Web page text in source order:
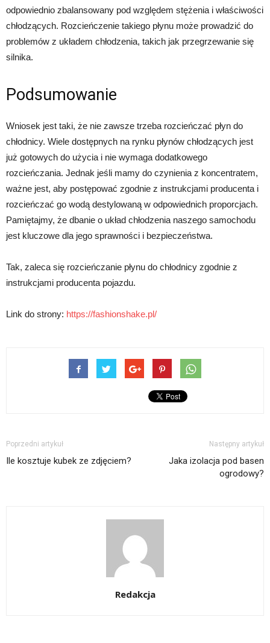
odpowiednio zbalansowany pod względem stężenia i właściwości
chłodzących. Rozcieńczenie takiego płynu może prowadzić do
problemów z układem chłodzenia, takich jak przegrzewanie się
silnika.
Podsumowanie
Wniosek jest taki, że nie zawsze trzeba rozcieńczać płyn do
chłodnicy. Wiele dostępnych na rynku płynów chłodzących jest
już gotowych do użycia i nie wymaga dodatkowego
rozcieńczania. Jednak jeśli mamy do czynienia z koncentratem,
ważne jest, aby postępować zgodnie z instrukcjami producenta i
rozcieńczać go wodą destylowaną w odpowiednich proporcjach.
Pamiętajmy, że dbanie o układ chłodzenia naszego samochodu
jest kluczowe dla jego sprawności i bezpieczeństwa.
Tak, zaleca się rozcieńczanie płynu do chłodnicy zgodnie z
instrukcjami producenta pojazdu.
Link do strony: https://fashionshake.pl/
Poprzedni artykuł
Ile kosztuje kubek ze zdjęciem?
Następny artykuł
Jaka izolacja pod basen
ogrodowy?
Redakcja